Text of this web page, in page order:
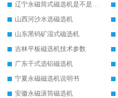
辽宁永磁筒式磁选机是不是强磁
山西河沙水选磁选机
山东黑钨矿湿式磁选机
吉林平板磁选机技术参数
广东干式选铝磁选机
宁夏永磁磁选机说明书
安徽永磁滚筒磁选机